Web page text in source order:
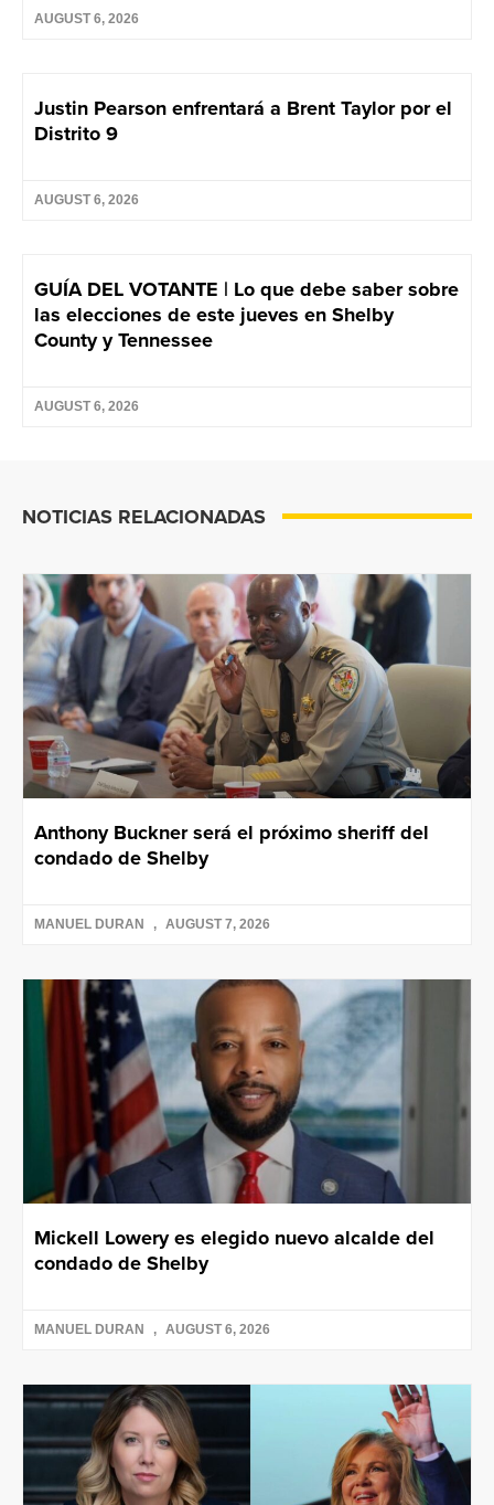
AUGUST 6, 2026
Justin Pearson enfrentará a Brent Taylor por el
Distrito 9
AUGUST 6, 2026
GUÍA DEL VOTANTE | Lo que debe saber sobre
las elecciones de este jueves en Shelby
County y Tennessee
AUGUST 6, 2026
NOTICIAS RELACIONADAS
Anthony Buckner será el próximo sheriff del
condado de Shelby
MANUEL DURAN AUGUST 7, 2026
Mickell Lowery es elegido nuevo alcalde del
condado de Shelby
MANUEL DURAN AUGUST 6, 2026